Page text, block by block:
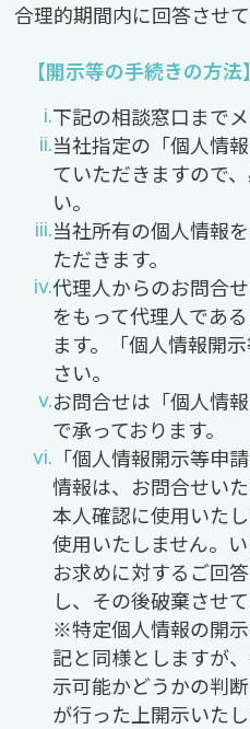
合理的期間内に回答させ
【開示等の手続きの方法】
下記の相談窓口まで
当社指定の「個人情
ていただきますので
い。
当社所有の個人情報
ただきます。
代理人からのお問合
をもって代理人であ
ます。「個人情報開
さい。
お問合せは「個人情
で承っております。
「個人情報開示等申
情報は、お問合せい
本人確認に使用いた
使用いたしません。
お求めに対するご回
し、その後破棄させ
※特定個人情報の開
記と同様としますが
示可能かどうかの判
が行った上開示いたし